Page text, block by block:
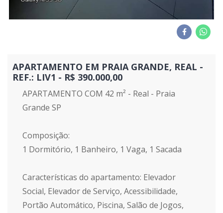
APARTAMENTO EM PRAIA GRANDE, REAL -
REF.: LIV1 - R$ 390.000,00
APARTAMENTO COM 42 m² - Real - Praia
Grande SP
Composição:
1 Dormitório, 1 Banheiro, 1 Vaga, 1 Sacada
Características do apartamento: Elevador
Social, Elevador de Serviço, Acessibilidade,
Portão Automático, Piscina, Salão de Jogos,